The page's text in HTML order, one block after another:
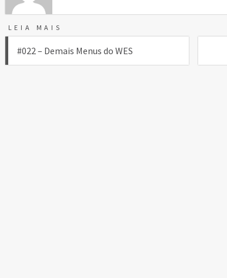
LEIA MAIS
Navegação
de
#022 – Demais Menus do WES